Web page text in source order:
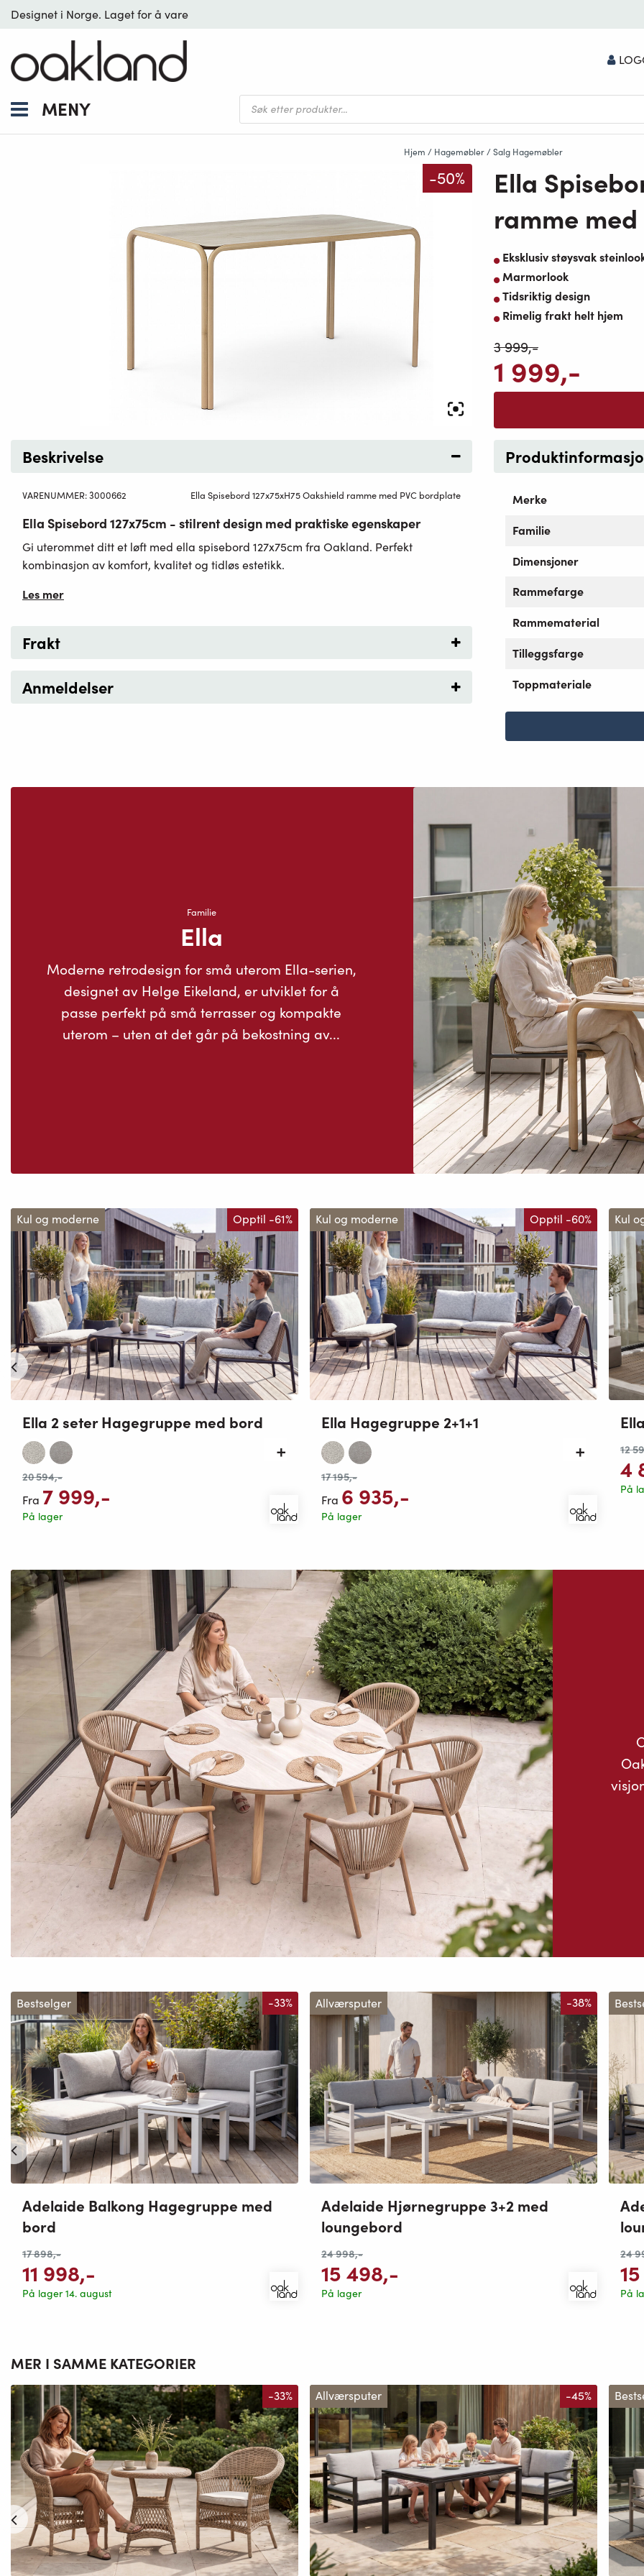
Designet i Norge. Laget for å vare
MENY
Products
search
Hjem / Hagemøbler/Salg Hagemøbler
-50%
Ella
ramme
Eksklusiv støysvak
Marmorlook
Tidsriktig design
Rimelig frakt helt hjem
3 999,-
1 999,-
Beskrivelse
VARENUMMER:3000662 Ella Spisebord 127x75xH75 Oakshield ramme med PVC bordplate
Ella Spisebord 127x75cm - stilrent design med praktiske egenskaper
Gi uterommet ditt et løft med ella spisebord 127x75cm fra Oakland. Perfekt
kombinasjon av komfort, kvalitet og tidløs estetikk.
Les mer
Frakt
Anmeldelser
Merke
Familie
Dimensjoner
Rammefarge
Rammematerial
Tilleggsfarge
Toppmateriale
Familie
Ella
Moderne retrodesign for små uterom Ella-serien,
designet av Helge Eikeland, er utviklet for å
passe perfekt på små terrasser og kompakte
uterom – uten at det går på bekostning av...
Kul og moderne Opptil -61%
Ella 2 seter Hagegruppe med bord
20 594,-
Fra 7 999,-
På lager
Kul og moderne Opptil -60%
Ella Hagegruppe 2+1+1
17 195,-
Fra 6 935,-
På lager
Kul
12
4
På
Bestselger -33%
Adelaide Balkong Hagegruppe med
bord
17 898,-
11 998,-
På lager 14. august
Allværsputer -38%
Adelaide Hjørnegruppe 3+2 med
loungebord
24 998,-
15 498,-
På lager
24
På
MER I SAMME KATEGORIER
-33% Allværsputer -45%